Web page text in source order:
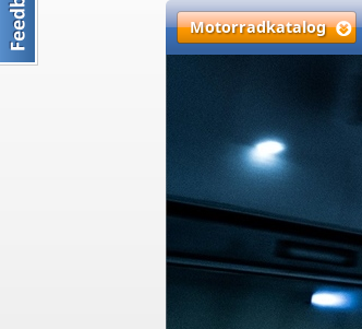
Motorradkatalog